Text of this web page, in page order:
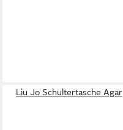
Liu Jo Schultertasche Agar